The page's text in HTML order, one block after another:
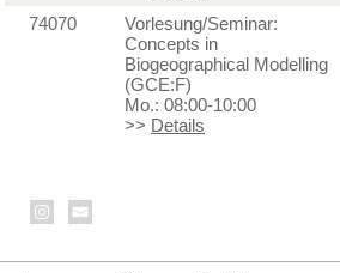
74070
Vorlesung/Seminar:
Concepts in
Biogeographical Modelling
(GCE:F)
Mo.: 08:00-10:00
>> Details